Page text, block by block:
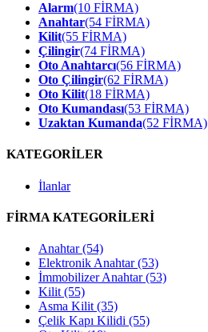
Alarm(10 FİRMA)
Anahtar(54 FİRMA)
Kilit(55 FİRMA)
Çilingir(74 FİRMA)
Oto Anahtarcı(56 FİRMA)
Oto Çilingir(62 FİRMA)
Oto Kilit(18 FİRMA)
Oto Kumandası(53 FİRMA)
Uzaktan Kumanda(52 FİRMA)
KATEGORİLER
İlanlar
FİRMA KATEGORİLERİ
Anahtar(54)
Elektronik Anahtar(53)
İmmobilizer Anahtar(53)
Kilit (55)
Asma Kilit (35)
Çelik Kapı Kilidi (55)